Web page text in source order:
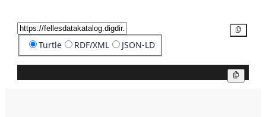
Turtle RDF/XML JSON-LD